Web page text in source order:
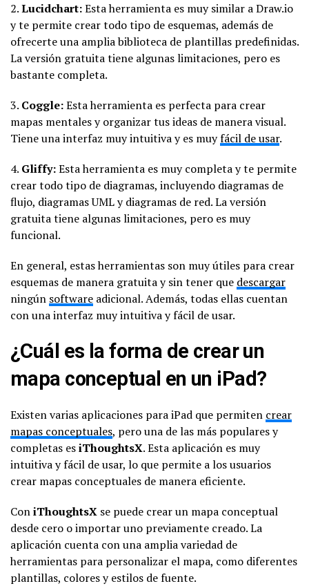
2.Lucidchart:Esta herramienta es muy similar a Draw.io
y te permite crear todo tipo de esquemas, además de
ofrecerte una amplia biblioteca de plantillas predefinidas.
La versión gratuita tiene algunas limitaciones, pero es
bastante completa.
3. Coggle:Esta herramienta es perfecta para crear
mapas mentales y organizar tus ideas de manera visual.
Tiene una interfaz muy intuitiva y es muyfácil de usar.
4. Gliffy:Esta herramienta es muy completa y te permite
crear todo tipo de diagramas, incluyendo diagramas de
flujo, diagramas UML y diagramas de red. La versión
gratuita tiene algunas limitaciones, pero es muy
funcional.
En general, estas herramientas son muy útiles para crear
esquemas de manera gratuita y sin tener que descargar
ningún software adicional. Además, todas ellas cuentan
con una interfaz muy intuitiva y fácil de usar.
¿Cuál es la forma de crear un
mapa conceptual en un iPad?
Existen varias aplicaciones para iPad que permiten crear
mapas conceptuales, pero una de las más populares y
completas esiThoughtsX. Esta aplicación es muy
intuitiva y fácil de usar, lo que permite a los usuarios
crear mapas conceptuales de manera eficiente.
ConiThoughtsX se puede crear un mapa conceptual
desde cero o importar uno previamente creado. La
aplicación cuenta con una amplia variedad de
herramientas para personalizar el mapa, como diferentes
plantillas, colores y estilos de fuente.